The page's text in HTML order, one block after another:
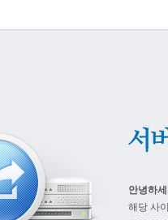
안녕하
해당 사